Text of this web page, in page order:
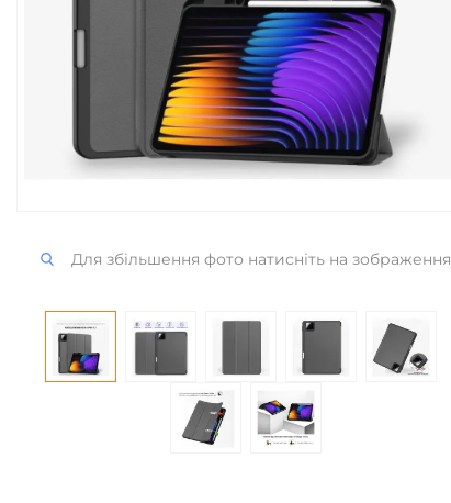
Для збільшення фото натисніть на зображення